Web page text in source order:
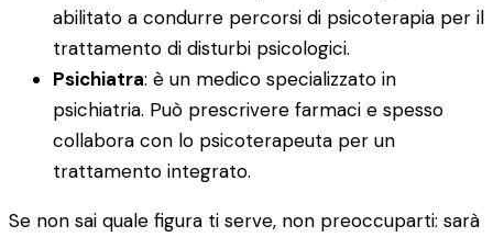
abilitato a condurre percorsi di psicoterapia per il
trattamento di disturbi psicologici.
Psichiatra: è un medico specializzato in
psichiatria. Può prescrivere farmaci e spesso
collabora con lo psicoterapeuta per un
trattamento integrato.
Se non sai quale figura ti serve, non preoccuparti: sarà